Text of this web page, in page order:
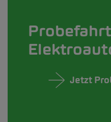
Jetzt